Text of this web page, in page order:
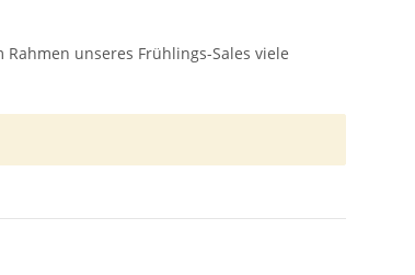
unseres Frühlings-Sales viele